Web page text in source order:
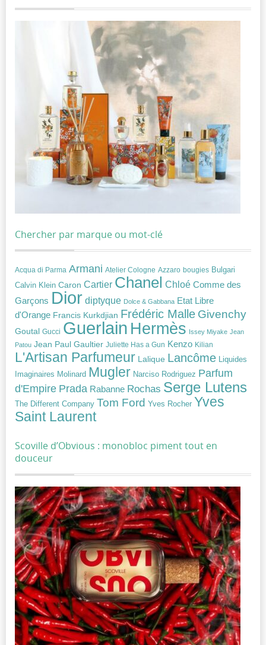
Chercher par marque ou mot-clé
Acqua di Parma Armani Atelier Cologne Azzaro bougies Bulgari
Calvin Klein Caron Cartier Chanel Chloé Comme des
Garçons Dior diptyque Dolce & Gabbana Etat Libre
d'Orange Francis Kurkdjian Frédéric Malle Givenchy
Goutal Gucci Guerlain Hermès Issey Miyake Jean
Patou Jean Paul Gaultier Juliette Has a Gun Kenzo Kilian
L'Artisan Parfumeur Lalique Lancôme Liquides
Imaginaires Molinard Mugler Narciso Rodriguez Parfum
d'Empire Prada Rabanne Rochas Serge Lutens
The Different Company Tom Ford Yves Rocher Yves
Saint Laurent
Scoville d’Obvious : monobloc piment tout en
douceur